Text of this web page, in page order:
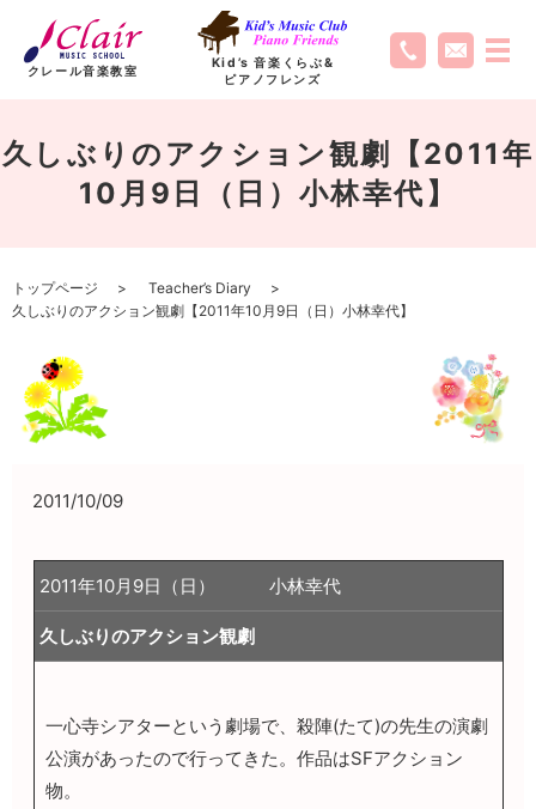
クレール音楽教室
Kid’s 音楽くらぶ&
ピアノフレンズ
久しぶりのアクション観劇【2011年
10月9日（日）小林幸代】
トップページ
Teacher’s Diary
久しぶりのアクション観劇【2011年10月9日（日）小林幸代】
2011/10/09
2011年10月9日（日） 小林幸代
久しぶりのアクション観劇
一心寺シアターという劇場で、殺陣(たて)の先生の演劇
公演があったので行ってきた。作品はSFアクション
物。